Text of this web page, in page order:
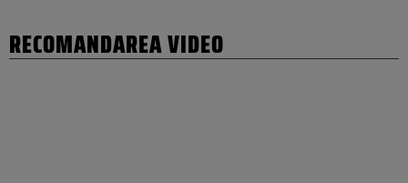
RECOMANDAREA VIDEO